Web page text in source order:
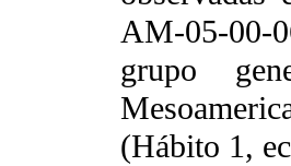
AM-05-00-
grupo
(Hábito 1,